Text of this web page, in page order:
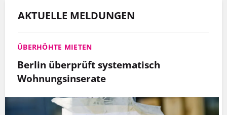
AKTUELLE MELDUNGEN
ÜBERHÖHTE MIETEN
Berlin überprüft systematisch
Wohnungsinserate